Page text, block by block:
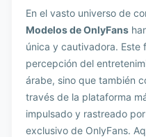
En el vasto universo de
Modelos de OnlyFans
única y cautivadora. Este
percepción del
árabe, sino que también
través de la plataforma
impulsado y rastreado
exclusivo de OnlyFans.